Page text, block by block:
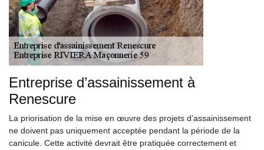
Entreprise d’assainissement à
Renescure
La priorisation de la mise en œuvre des projets d’assainissement
ne doivent pas uniquement acceptée pendant la période de la
canicule. Cette activité devrait être pratiquée correctement et